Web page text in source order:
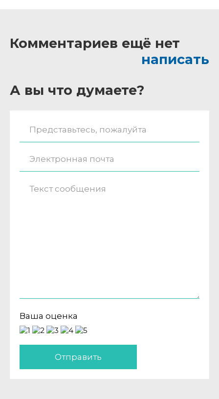
Комментариев ещё нет
написать
А вы что думаете?
Ваша оценка
Отправить